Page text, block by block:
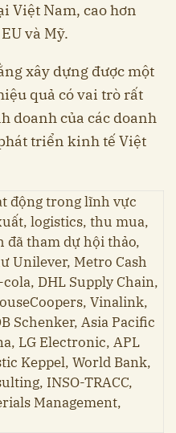
Việt Nam, cao hơn
và Mỹ.
xây dựng được một
quả có vai trò rất
doanh của các doanh
triển kinh tế Việt
động trong lĩnh vực
logistics, thu mua,
đã tham dự hội thảo,
Unilever, Metro Cash
DHL Supply Chain,
Vinalink,
Schenker, Asia Pacific
LG Electronic, APL
Keppel, World Bank,
INSO-TRACC,
Management,